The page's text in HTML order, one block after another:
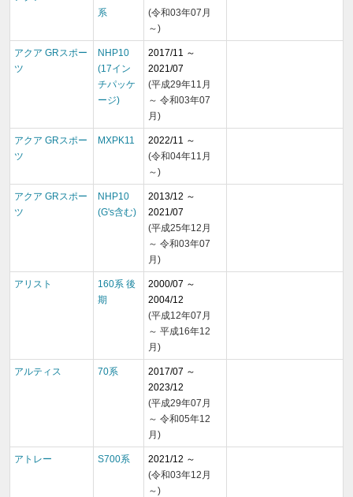
系
(令和03年07月
～)
アクア GRスポー
ツ
NHP10
(17イン
チパッケ
ージ)
2017/11 ～
2021/07
(平成29年11月
～ 令和03年07
月)
アクア GRスポー
ツ
MXPK11
2022/11 ～
(令和04年11月
～)
アクア GRスポー
ツ
NHP10
(G's含む)
2013/12 ～
2021/07
(平成25年12月
～ 令和03年07
月)
アリスト
160系 後
期
2000/07 ～
2004/12
(平成12年07月
～ 平成16年12
月)
アルティス 70系
2017/07 ～
2023/12
(平成29年07月
～ 令和05年12
月)
アトレー S700系
2021/12 ～
(令和03年12月
～)